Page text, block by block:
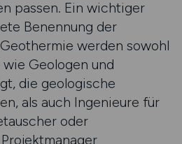
passen. Ein wichtiger
Benennung der
werden sowohl
Geologen und
die geologische
als auch Ingenieure für
oder